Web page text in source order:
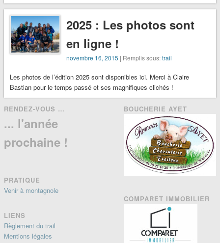
Chartreuse.
Toute l’équipe
espère que cette
matinée à
Montagnole vous
notre mieux …
2025 : Les photos sont
en ligne !
novembre 16, 2015 | Remplis sous:trail
Les photos de l’édition 2025 sont disponibles ici. Merci à Claire
Bastian pour le temps passé et ses magnifiques clichés !
RENDEZ-VOUS …
... l'année
prochaine !
PRATIQUE
Venir à montagnole
LIENS
Règlement du trail
Mentions légales
BOUCHERIE AYET
COMPARET IMMOBILIER